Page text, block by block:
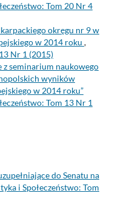
Tom 20 Nr 4
okręgu nr 9 w
w 2014 roku ,
Nr 1 (2015)
z seminarium naukowego
wyników
w 2014 roku”
Tom 13 Nr 1
do Senatu na
i Społeczeństwo: Tom